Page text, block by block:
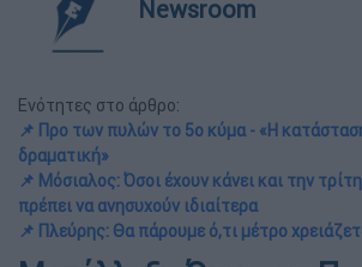
Newsroom
Ενότητες στο άρθρο:
📌 Προ των πυλών το 5ο κύμα - «Η
δραματική»
📌 Μόσιαλος: Όσοι έχουν κάνει και την
πρέπει να ανησυχούν ιδιαίτερα
📌 Πλεύρης: Θα πάρουμε ό,τι μέτρο